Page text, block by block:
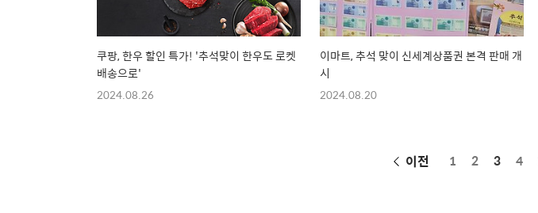
쿠팡, 한우 할인 특가! '추석맞이 한우도 로켓
배송으로'
2024.08.26
이마트, 추석 맞이 신세계상품권 본격 판매 개
시
2024.08.20
이전 1 2 3 4